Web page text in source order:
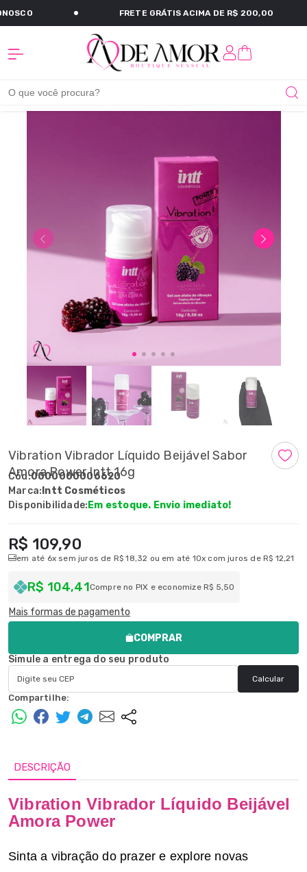
FRETE GRÁTIS ACIMA DE R$ 200,00
A De
Vibration Vibrador Líquido Beijável Sabor
Amora Power Intt 16g
Cód:0000000006620
Marca: Intt Cosméticos
Disponibilidade: Em estoque. Envio imediato!
R$ 109,90
em até 6x sem juros de R$ 18,32 ou em até 10x com juros de R$ 12,21
R$ 104,41Compre no PIX e economize R$ 5,50
Mais formas de pagamento
COMPRAR
Simule a entrega do seu produto
Calcular
Compartilhe:
DESCRIÇÃO
Vibration Vibrador Líquido Beijável
Amora Power
Sinta a vibração do prazer e explore novas